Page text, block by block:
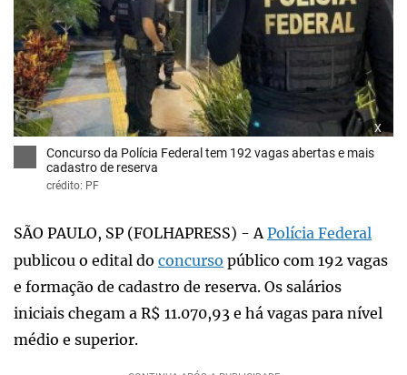
x
Concurso da Polícia Federal tem 192 vagas abertas e mais
cadastro de reserva
crédito: PF
SÃO PAULO, SP (FOLHAPRESS) - A Polícia Federal
publicou o edital do concurso público com 192 vagas
e formação de cadastro de reserva. Os salários
iniciais chegam a R$ 11.070,93 e há vagas para nível
médio e superior.